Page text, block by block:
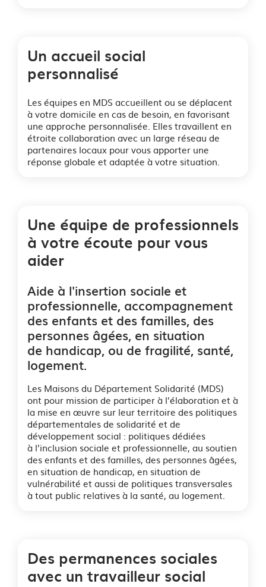
Un accueil social
personnalisé
Les équipes en MDS accueillent ou se déplacent
à votre domicile en cas de besoin, en favorisant
une approche personnalisée. Elles travaillent en
étroite collaboration avec un large réseau de
partenaires locaux pour vous apporter une
réponse globale et adaptée à votre situation.
Une équipe de professionnels
à votre écoute pour vous
aider
Aide à l'insertion sociale et
professionnelle, accompagnement
des enfants et des familles, des
personnes âgées, en situation
de handicap, ou de fragilité, santé,
logement.
Les Maisons du Département Solidarité (MDS)
ont pour mission de participer à l’élaboration et à
la mise en œuvre sur leur territoire des politiques
départementales de solidarité et de
développement social : politiques dédiées
à l’inclusion sociale et professionnelle, au soutien
des enfants et des familles, des personnes âgées,
en situation de handicap, en situation de
vulnérabilité et aussi de politiques transversales
à tout public relatives à la santé, au logement.
Des permanences sociales
avec un travailleur social